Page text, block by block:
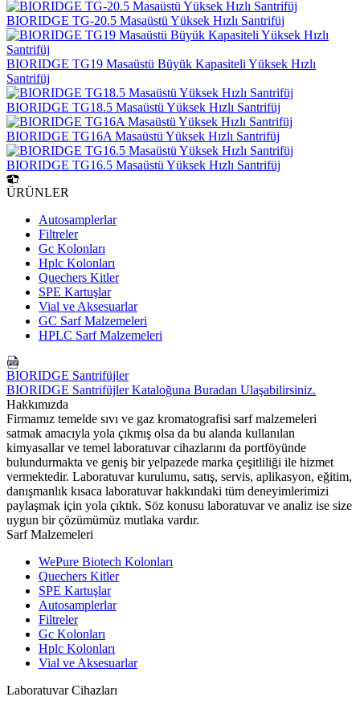
BIORIDGE TG-20.5 Masaüstü Yüksek Hızlı Santrifüj
BIORIDGE TG19 Masaüstü Büyük Kapasiteli Yüksek Hızlı
Santrifüj
BIORIDGE TG18.5 Masaüstü Yüksek Hızlı Santrifüj
BIORIDGE TG16A Masaüstü Yüksek Hızlı Santrifüj
BIORIDGE TG16.5 Masaüstü Yüksek Hızlı Santrifüj
ÜRÜNLER
Autosamplerlar
Filtreler
Gc Kolonları
Hplc Kolonları
Quechers Kitler
SPE Kartuşlar
Vial ve Aksesuarlar
GC Sarf Malzemeleri
HPLC Sarf Malzemeleri
BIORIDGE Santrifüjler
BIORIDGE Santrifüjler Kataloğuna Buradan Ulaşabilirsiniz.
Hakkımızda
Firmamız temelde sıvı ve gaz kromatografisi sarf malzemeleri
satmak amacıyla yola çıkmış olsa da bu alanda kullanılan
kimyasallar ve temel laboratuvar cihazlarını da portföyünde
bulundurmakta ve geniş bir yelpazede marka çeşitliliği ile hizmet
vermektedir. Laboratuvar kurulumu, satış, servis, aplikasyon, eğitim,
danışmanlık kısaca laboratuvar hakkındaki tüm deneyimlerimizi
paylaşmak için yola çıktık. Söz konusu laboratuvar ve analiz ise size
uygun bir çözümümüz mutlaka vardır.
Sarf Malzemeleri
WePure Biotech Kolonları
Quechers Kitler
SPE Kartuşlar
Autosamplerlar
Filtreler
Gc Kolonları
Hplc Kolonları
Vial ve Aksesuarlar
Laboratuvar Cihazları